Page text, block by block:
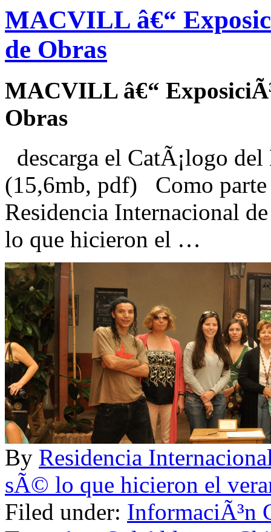
MACVILL â€“
de Obras
MACVILL â€“
Obras
descarga el CatÃ¡logo
(15,6mb, pdf) Como parte
Residencia Internacional
lo que hicieron el …
By Residencia
sÃ© lo que hicieron el
Filed under: InformaciÃ³n